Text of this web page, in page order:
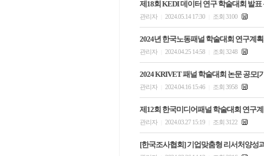
제18회 KEDI 데이터 연구 학술대회 발표
관리자 2024.05.14 17:30 조회 3100
2024년 한국노동패널 학술대회 연구계
관리자 2024.04.25 14:58 조회 3248
2024 KRIVET 패널 학술대회 논문 공모[
관리자 2024.04.16 15:46 조회 3958
제12회 한국미디어패널 학술대회 연구
관리자 2024.03.27 15:19 조회 3122
[한국조사협회] 기업맞춤형 리서처양성